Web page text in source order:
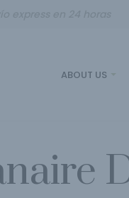
ABOUT US